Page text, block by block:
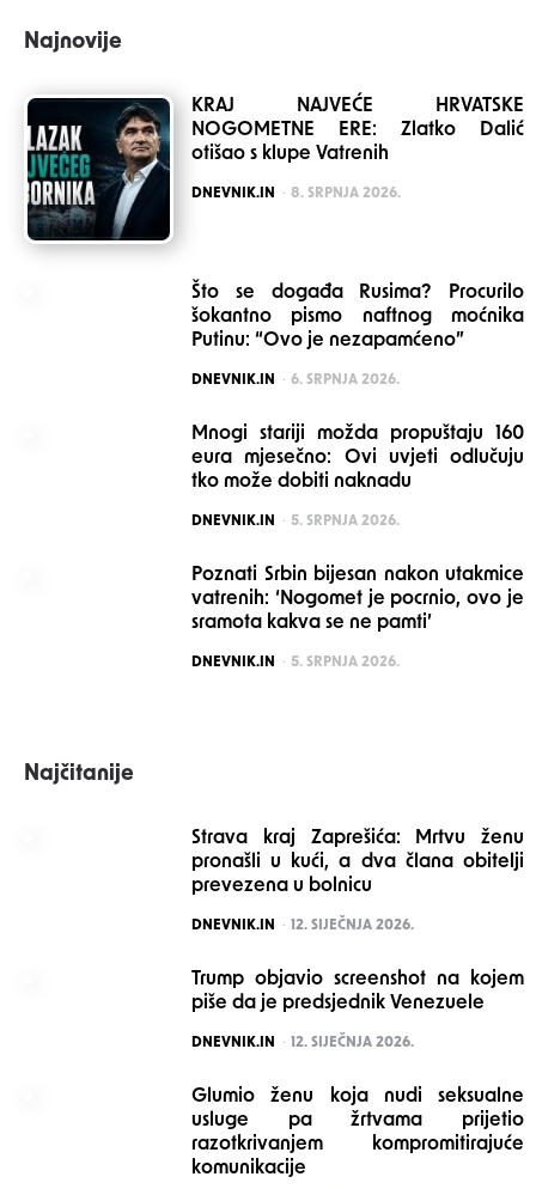
Najnovije
KRAJ NAJVEĆE HRVATSKE
NOGOMETNE ERE: Zlatko Dalić
otišao s klupe Vatrenih
POSTED
DNEVNIK.IN 8. SRPNJA 2026.
Što se događa Rusima? Procurilo
šokantno pismo naftnog moćnika
Putinu: “Ovo je nezapamćeno”
POSTED
DNEVNIK.IN 6. SRPNJA 2026.
Mnogi stariji možda propuštaju 160
eura mjesečno: Ovi uvjeti odlučuju
tko može dobiti naknadu
POSTED
DNEVNIK.IN 5. SRPNJA 2026.
Poznati Srbin bijesan nakon utakmice
vatrenih: ‘Nogomet je pocrnio, ovo je
sramota kakva se ne pamti’
POSTED
DNEVNIK.IN 5. SRPNJA 2026.
Najčitanije
Strava kraj Zaprešića: Mrtvu ženu
pronašli u kući, a dva člana obitelji
prevezena u bolnicu
POSTED
DNEVNIK.IN 12. SIJEČNJA 2026.
Trump objavio screenshot na kojem
piše da je predsjednik Venezuele
POSTED
DNEVNIK.IN 12. SIJEČNJA 2026.
Glumio ženu koja nudi seksualne
usluge pa žrtvama prijetio
razotkrivanjem kompromitirajuće
komunikacije